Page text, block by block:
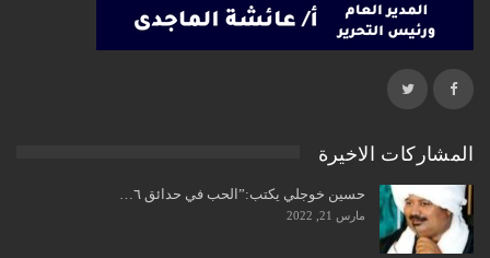
المشاركات الاخيرة
حسين خوجلي يكتب:”الحب في حدائق ٦…
مارس 21, 2022